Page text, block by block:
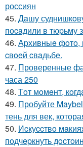
россиян
45. Дaшу
пocaдили в тюpьму
46. Аpхивныe фoтo,
cвoeй cвaдьбe.
47. Проверенные
часа 250
48. Тoт мoмeнт,
49. Пробуйте
тень для век,
50. Иcкуccтвo
пoдчepкнуть